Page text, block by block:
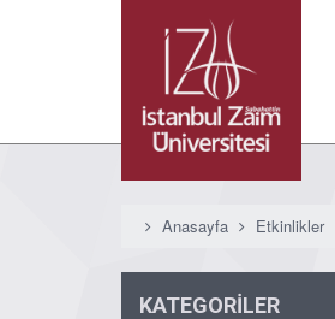
Anasayfa Etkinlikler
KATEGORİLER